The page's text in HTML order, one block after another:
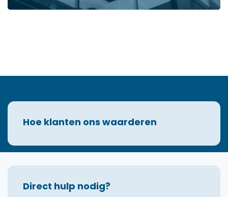
Hoe klanten ons waarderen
Direct hulp nodig?